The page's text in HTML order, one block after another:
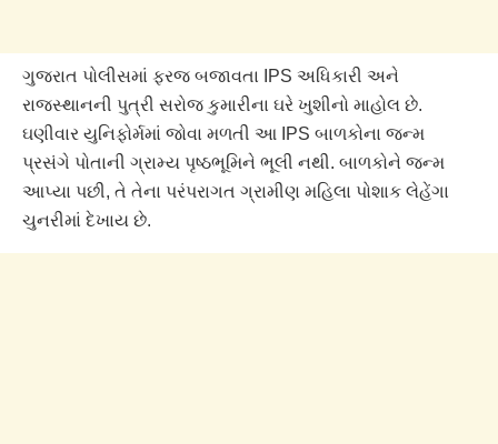
ગુજરાત પોલીસમાં ફરજ બજાવતા IPS અધિકારી અને
રાજસ્થાનની પુત્રી સરોજ કુમારીના ઘરે ખુશીનો માહોલ છે.
ઘણીવાર યુનિફોર્મમાં જોવા મળતી આ IPS બાળકોના જન્મ
પ્રસંગે પોતાની ગ્રામ્ય પૃષ્ઠભૂમિને ભૂલી નથી. બાળકોને જન્મ
આપ્યા પછી, તે તેના પરંપરાગત ગ્રામીણ મહિલા પોશાક લેહેંગા
ચુનરીમાં દેખાય છે.